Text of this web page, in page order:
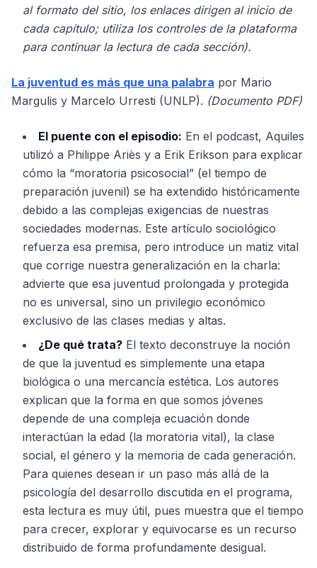
al formato del sitio, los enlaces dirigen al inicio de
cada capítulo; utiliza los controles de la plataforma
para continuar la lectura de cada sección).
La juventud es más que una palabra por Mario
Margulis y Marcelo Urresti (UNLP). (Documento PDF)
El puente con el episodio: En el podcast, Aquiles
utilizó a Philippe Ariès y a Erik Erikson para explicar
cómo la “moratoria psicosocial” (el tiempo de
preparación juvenil) se ha extendido históricamente
debido a las complejas exigencias de nuestras
sociedades modernas. Este artículo sociológico
refuerza esa premisa, pero introduce un matiz vital
que corrige nuestra generalización en la charla:
advierte que esa juventud prolongada y protegida
no es universal, sino un privilegio económico
exclusivo de las clases medias y altas.
¿De qué trata? El texto deconstruye la noción
de que la juventud es simplemente una etapa
biológica o una mercancía estética. Los autores
explican que la forma en que somos jóvenes
depende de una compleja ecuación donde
interactúan la edad (la moratoria vital), la clase
social, el género y la memoria de cada generación.
Para quienes desean ir un paso más allá de la
psicología del desarrollo discutida en el programa,
esta lectura es muy útil, pues muestra que el tiempo
para crecer, explorar y equivocarse es un recurso
distribuido de forma profundamente desigual.